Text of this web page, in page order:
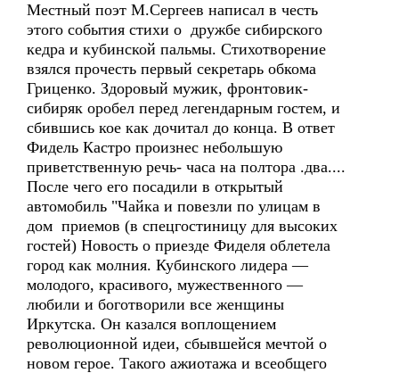
Местный поэт М.Сергеев написал в честь
этого события стихи о дружбе сибирского
кедра и кубинской пальмы. Стихотворение
взялся прочесть первый секретарь обкома
Гриценко. Здоровый мужик, фронтовик-
сибиряк оробел перед легендарным гостем, и
сбившись кое как дочитал до конца. В ответ
Фидель Кастро произнес небольшую
приветственную речь- часа на полтора .два....
После чего его посадили в открытый
автомобиль "Чайка и повезли по улицам в
дом приемов (в спецгостиницу для высоких
гостей) Новость о приезде Фиделя облетела
город как молния. Кубинского лидера —
молодого, красивого, мужественного —
любили и боготворили все женщины
Иркутска. Он казался воплощением
революционной идеи, сбывшейся мечтой о
новом герое. Такого ажиотажа и всеобщего